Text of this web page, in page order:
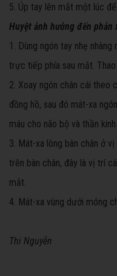
5. Úp tay lên mắt một lúc
Huyệt ảnh hưởng đến phản
1. Dùng ngón tay nhẹ
trực tiếp phía sau mắt.
2. Xoay ngón chân cái theo
đồng hồ, sau đó mát-xa
máu cho não bộ và thần
3. Mát-xa lòng bàn chân ở
trên bàn chân, đây là vị trí
mắt.
4. Mát-xa vùng dưới móng
Thi Nguyễn